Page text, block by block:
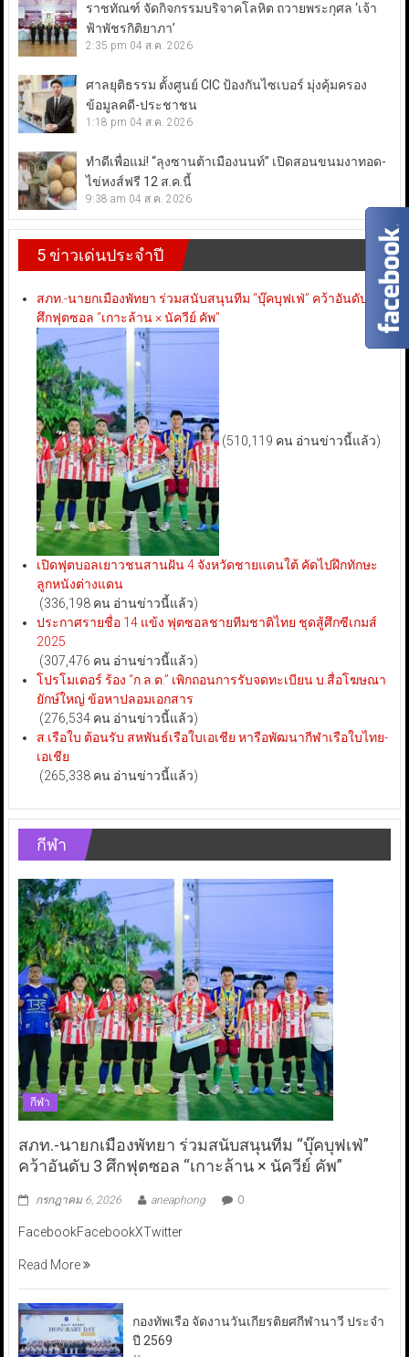
ราชทัณฑ์ จัดกิจกรรมบริจาคโลหิต ถวายพระกุศล ‘เจ้า
ฟ้าพัชรกิติยาภา’
2:35 pm 04 ส.ค. 2026
ศาลยุติธรรม ตั้งศูนย์ CIC ป้องกันไซเบอร์ มุ่งคุ้มครอง
ข้อมูลคดี-ประชาชน
1:18 pm 04 ส.ค. 2026
ทำดีเพื่อแม่! “ลุงซานต้าเมืองนนท์” เปิดสอนขนมงาทอด-
ไข่หงส์ฟรี 12 ส.ค.นี้
9:38 am 04 ส.ค. 2026
5 ข่าวเด่นประจำปี
สภท.-นายกเมืองพัทยา ร่วมสนับสนุนทีม “บุ๊คบุฟเฟ่” คว้าอันดับ 3
ศึกฟุตซอล “เกาะล้าน × นัควีย์ คัพ”
(510,119 คน อ่านข่าวนี้แล้ว)
เปิดฟุตบอลเยาวชนสานฝัน 4 จังหวัดชายแดนใต้ คัดไปฝึกทักษะ
ลูกหนังต่างแดน
(336,198 คน อ่านข่าวนี้แล้ว)
ประกาศรายชื่อ 14 แข้ง ฟุตซอลชายทีมชาติไทย ชุดสู้ศึกซีเกมส์
2025
(307,476 คน อ่านข่าวนี้แล้ว)
โปรโมเตอร์ ร้อง “ก.ล.ต.” เพิกถอนการรับจดทะเบียน บ.สื่อโฆษณา
ยักษ์ใหญ่ ข้อหาปลอมเอกสาร
(276,534 คน อ่านข่าวนี้แล้ว)
ส.เรือใบ ต้อนรับ สหพันธ์เรือใบเอเชีย หารือพัฒนากีฬาเรือใบไทย-
เอเชีย
(265,338 คน อ่านข่าวนี้แล้ว)
กีฬา
กีฬา
สภท.-นายกเมืองพัทยา ร่วมสนับสนุนทีม “บุ๊คบุฟเฟ่”
คว้าอันดับ 3 ศึกฟุตซอล “เกาะล้าน × นัควีย์ คัพ”
กรกฎาคม 6, 2026 aneaphong 0
FacebookFacebookXTwitter
Read More
กองทัพเรือ จัดงานวันเกียรติยศกีฬานาวี ประจำ
ปี 2569